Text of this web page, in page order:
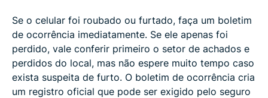
Se o celular foi roubado ou furtado, faça um boletim
de ocorrência imediatamente. Se ele apenas foi
perdido, vale conferir primeiro o setor de achados e
perdidos do local, mas não espere muito tempo caso
exista suspeita de furto. O boletim de ocorrência cria
um registro oficial que pode ser exigido pelo seguro